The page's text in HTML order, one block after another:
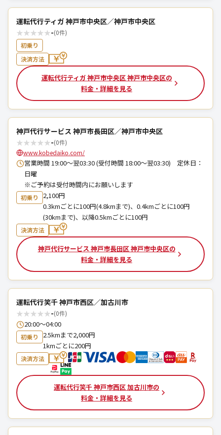
運転代行ティガ 神戸市中央区／神戸市中央区
★★★★★-(0件)
初乗り
決済方法
運転代行ティガ 神戸市中央区 神戸市中央区の
料金・詳細を見る
神戸代行サービス 神戸市長田区／神戸市中央区
★★★★★-(0件)
www.kobedaiko.com/
営業時間 19:00～翌03:30 (受付時間 18:00～翌03:30) 定休日：
日曜
※ご予約は受付時間内にお願いします
初乗り
2,100円
0.3kmごとに100円(4.8kmまで)、0.4kmごとに100円
(30kmまで)、以降0.5kmごとに100円
決済方法
神戸代行サービス 神戸市長田区 神戸市中央区の
料金・詳細を見る
運転代行笑千 神戸市西区／加古川市
★★★★★-(0件)
20:00～04:00
初乗り
2.5kmまで2,000円
1kmごとに200円
決済方法
運転代行笑千 神戸市西区 加古川市の
料金・詳細を見る